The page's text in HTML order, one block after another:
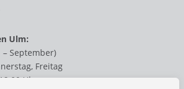
Ulm:
September)
Freitag
Uhr